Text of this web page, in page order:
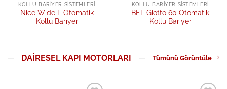
KOLLU BARIYER SISTEMLERI
Nice Wide L Otomatik
Kollu Bariyer
KOLLU BARIYER SISTEMLERI
BFT Giotto 60 Otomatik
Kollu Bariyer
DAIRESEL KAPI MOTORLARI Tümünü Görüntüle